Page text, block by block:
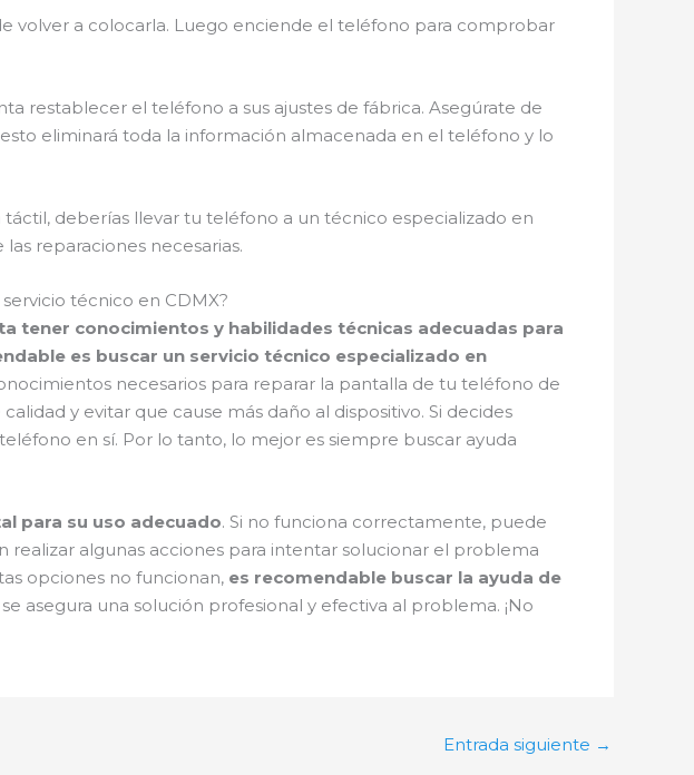
volver a colocarla. Luego enciende el teléfono para comprobar
restablecer el teléfono a sus ajustes de fábrica. Asegúrate de
eliminará toda la información almacenada en el teléfono y lo
deberías llevar tu teléfono a un técnico especializado en
reparaciones necesarias.
técnico en CDMX?
tener conocimientos y habilidades técnicas adecuadas para
es buscar un servicio técnico especializado en
necesarios para reparar la pantalla de tu teléfono de
y evitar que cause más daño al dispositivo. Si decides
en sí. Por lo tanto, lo mejor es siempre buscar ayuda
para su uso adecuado. Si no funciona correctamente, puede
algunas acciones para intentar solucionar el problema
opciones no funcionan, es recomendable buscar la ayuda de
asegura una solución profesional y efectiva al problema. ¡No
Entrada siguiente →